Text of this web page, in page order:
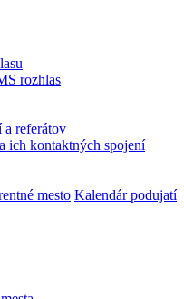
rozhlas
referátov
ich kontaktných spojení
mesto Kalendár podujatí